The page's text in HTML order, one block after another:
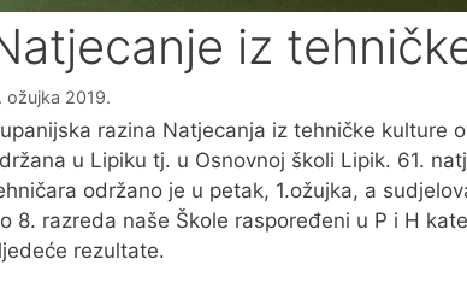
iz
ožujka 2019.
razina Natjecanja iz tehničke kulture
u Lipiku tj. u Osnovnoj školi Lipik. 61.
održano je u petak, 1.ožujka, a
8. razreda naše Škole raspoređeni u P i H
rezultate.